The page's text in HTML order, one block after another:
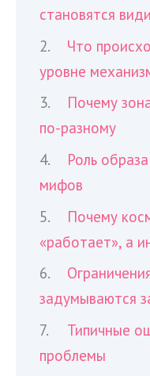
становятся
Что
уровне
Почему
по-разному
Роль
мифов
Почему
«работает», а
задумываются
Типичные
проблемы